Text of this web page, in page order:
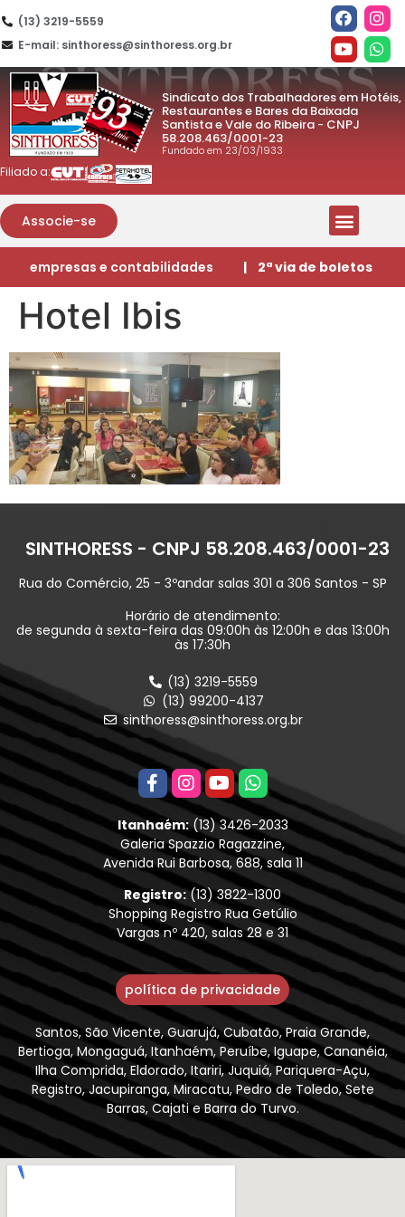
(13) 3219-5559
E-mail: sinthoress@sinthoress.org.br
Sindicato dos Trabalhadores em Hotéis,
Restaurantes e Bares da Baixada
Santista e Vale do Ribeira - CNPJ
58.208.463/0001-23
Fundado em 23/03/1933
Filiado a:
Associe-se
empresas e contabilidades | 2ª via de boletos
Hotel Ibis
SINTHORESS - CNPJ 58.208.463/0001-23
Rua do Comércio, 25 - 3ºandar salas 301 a 306 Santos - SP
Horário de atendimento:
de segunda à sexta-feira das 09:00h às 12:00h e das 13:00h
às 17:30h
(13) 3219-5559
(13) 99200-4137
sinthoress@sinthoress.org.br
Itanhaém:(13) 3426-2033
Galeria Spazzio Ragazzine,
Avenida Rui Barbosa, 688, sala 11
Registro:(13) 3822-1300
Shopping Registro Rua Getúlio
Vargas nº 420, salas 28 e 31
política de privacidade
Santos, São Vicente, Guarujá, Cubatão, Praia Grande,
Bertioga, Mongaguá, Itanhaém, Peruíbe, Iguape, Cananéia,
Ilha Comprida, Eldorado, Itariri, Juquiá, Pariquera-Açu,
Registro, Jacupiranga, Miracatu, Pedro de Toledo, Sete
Barras, Cajati e Barra do Turvo.